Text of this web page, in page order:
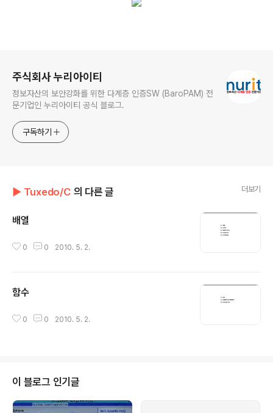
주식회사 누리아이티
정보자산의 보안강화를 위한 다계층 인증SW (BaroPAM) 전
문기업인 누리아이티 공식 블로그.
구독하기
▶ Tuxedo/C 의 다른 글 더보기
배열
0 0 2010. 5. 2.
함수
0 0 2010. 5. 2.
이 블로그 인기글